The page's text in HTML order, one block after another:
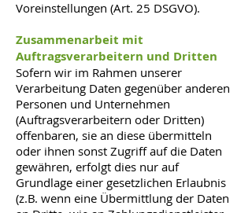
Voreinstellungen (Art. 25 DSGVO).
Zusammenarbeit mit
Auftragsverarbeitern und Dritten
Sofern wir im Rahmen unserer
Verarbeitung Daten gegenüber anderen
Personen und Unternehmen
(Auftragsverarbeitern oder Dritten)
offenbaren, sie an diese übermitteln
oder ihnen sonst Zugriff auf die Daten
gewähren, erfolgt dies nur auf
Grundlage einer gesetzlichen Erlaubnis
(z.B. wenn eine Übermittlung der Daten